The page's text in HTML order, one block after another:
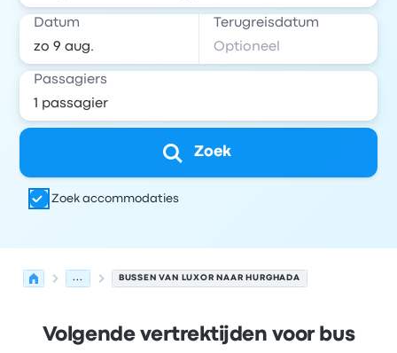
Datum Terugreisdatum
Passagiers
Zoek
Zoek accommodaties
... BUSSEN VAN LUXOR NAAR HURGHADA
Volgende vertrektijden voor bus